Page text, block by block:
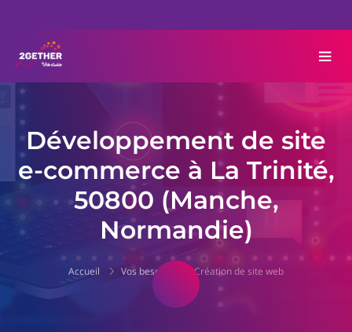
Développement de site
e-commerce à La Trinité,
50800 (Manche,
Normandie)
Accueil Vos besoins Création de site web